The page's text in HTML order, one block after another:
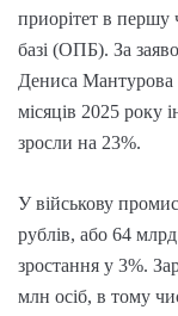
приорітет в першу
базі (ОПБ). За
Дениса Мантурова
місяців 2025 року
зросли на 23%.
У військову
рублів, або 64
зростання у 3%.
млн осіб, в тому